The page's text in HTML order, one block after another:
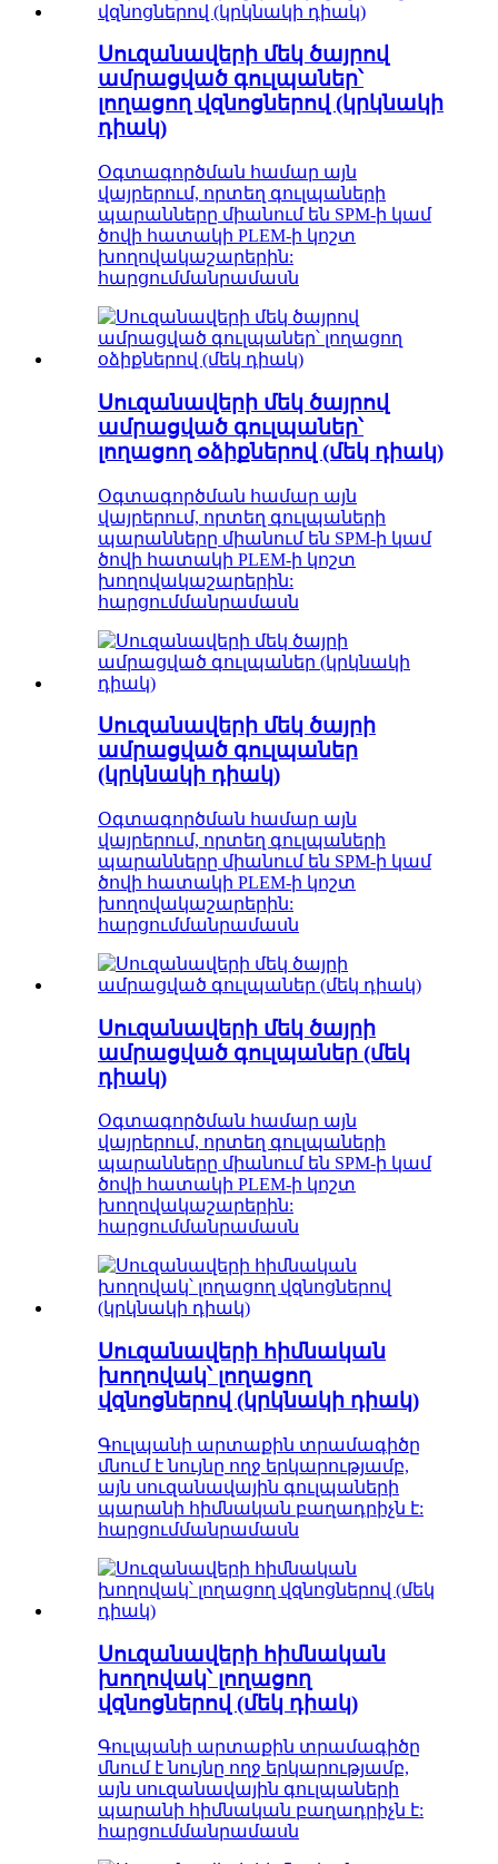
Սուզանավերի մեկ ծայրով
ամրացված գուլպաներ՝
լողացող վզնոցներով (կրկնակի
դիակ)
Օգտագործման համար այն
վայրերում, որտեղ գուլպաների
պարանները միանում են SPM-ի կամ
ծովի հատակի PLEM-ի կոշտ
խողովակաշարերին:
հարցումմանրամասն
Սուզանավերի մեկ ծայրով
ամրացված գուլպաներ՝
լողացող օձիքներով (մեկ դիակ)
Օգտագործման համար այն
վայրերում, որտեղ գուլպաների
պարանները միանում են SPM-ի կամ
ծովի հատակի PLEM-ի կոշտ
խողովակաշարերին:
հարցումմանրամասն
Սուզանավերի մեկ ծայրի
ամրացված գուլպաներ
(կրկնակի դիակ)
Օգտագործման համար այն
վայրերում, որտեղ գուլպաների
պարանները միանում են SPM-ի կամ
ծովի հատակի PLEM-ի կոշտ
խողովակաշարերին:
հարցումմանրամասն
Սուզանավերի մեկ ծայրի
ամրացված գուլպաներ (մեկ
դիակ)
Օգտագործման համար այն
վայրերում, որտեղ գուլպաների
պարանները միանում են SPM-ի կամ
ծովի հատակի PLEM-ի կոշտ
խողովակաշարերին:
հարցումմանրամասն
Սուզանավերի հիմնական
խողովակ՝ լողացող
վզնոցներով (կրկնակի դիակ)
Գուլպանի արտաքին տրամագիծը
մնում է նույնը ողջ երկարությամբ,
այն սուզանավային գուլպաների
պարանի հիմնական բաղադրիչն է:
հարցումմանրամասն
Սուզանավերի հիմնական
խողովակ՝ լողացող
վզնոցներով (մեկ դիակ)
Գուլպանի արտաքին տրամագիծը
մնում է նույնը ողջ երկարությամբ,
այն սուզանավային գուլպաների
պարանի հիմնական բաղադրիչն է:
հարցումմանրամասն